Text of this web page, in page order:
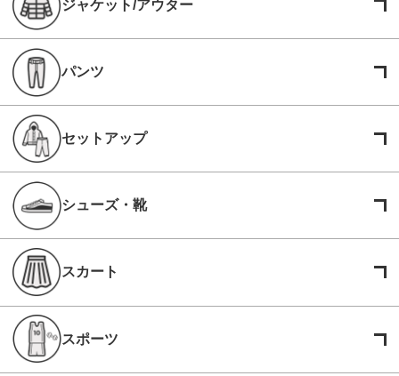
ジャケット/アウター
パンツ
セットアップ
シューズ・靴
スカート
スポーツ